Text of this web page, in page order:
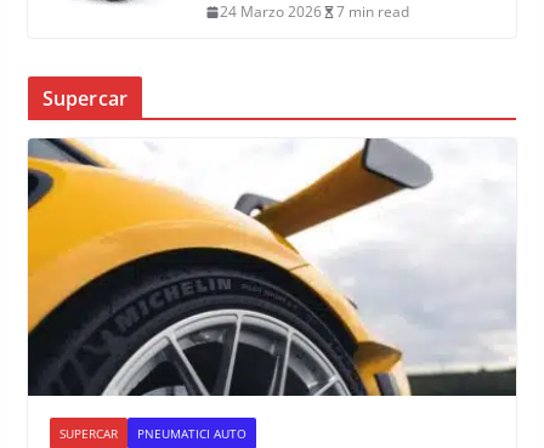
24 Marzo 2026 7 min read
Supercar
SUPERCAR PNEUMATICI AUTO